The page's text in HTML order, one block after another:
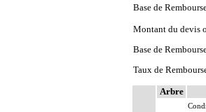
Base de
Montant du devis
Base de
Taux de
Arbre